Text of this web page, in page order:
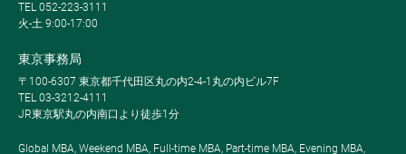
TEL 052-223-3111
火-土 9:00-17:00
東京事務局
〒100-6307 東京都千代田区丸の内2-4-1丸の内ビル7F
TEL 03-3212-4111
JR東京駅丸の内南口より徒歩1分
Global MBA, Weekend MBA, Full-time MBA, Part-time MBA, Evening MBA,